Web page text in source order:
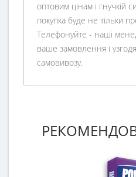
оптовим цінам і гнучкій
покупка буде не тільки
Телефонуйте - наші
ваше замовлення і
самовивозу.